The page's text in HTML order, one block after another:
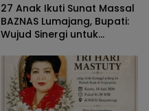
27 Anak Ikuti Sunat Massal
BAZNAS Lumajang, Bupati:
Wujud Sinergi untuk